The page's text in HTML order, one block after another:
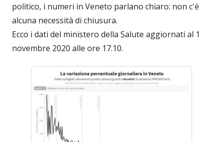
politico, i numeri in Veneto parlano chiaro: non c'è
alcuna necessità di chiusura.
Ecco i dati del ministero della Salute aggiornati al 1
novembre 2020 alle ore 17.10.